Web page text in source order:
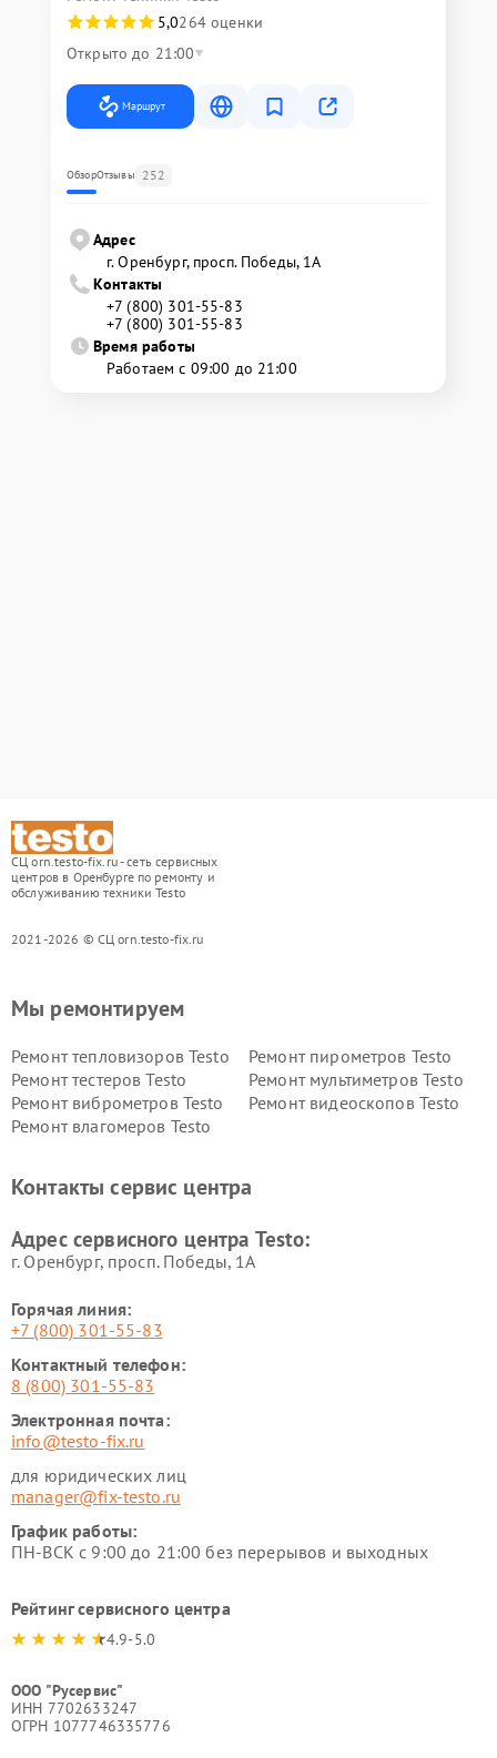
5,0264 оценки
Открыто до 21:00
Маршрут
ОбзорОтзывы 252
Адрес
г. Оренбург, просп. Победы, 1А
Контакты
+7 (800) 301-55-83
+7 (800) 301-55-83
Время работы
Работаем с 09:00 до 21:00
СЦ orn.testo-fix.ru - сеть сервисных
центров в Оренбурге по ремонту и
обслуживанию техники Testo
2021-2026 © СЦ orn.testo-fix.ru
Мы ремонтируем
Ремонт тепловизоров Testo
Ремонт пирометров Testo
Ремонт тестеров Testo
Ремонт мультиметров Testo
Ремонт виброметров Testo
Ремонт видеоскопов Testo
Ремонт влагомеров Testo
Контакты сервис центра
Адрес сервисного центра Testo:
г. Оренбург, просп. Победы, 1А
Горячая линия:
+7 (800) 301-55-83
Контактный телефон:
8 (800) 301-55-83
Электронная почта:
info@testo-fix.ru
для юридических лиц
manager@fix-testo.ru
График работы:
ПН-ВСК с 9:00 до 21:00 без перерывов и выходных
Рейтинг сервисного центра
4.9-5.0
ООО "Русервис"
ИНН 7702633247
ОГРН 1077746335776